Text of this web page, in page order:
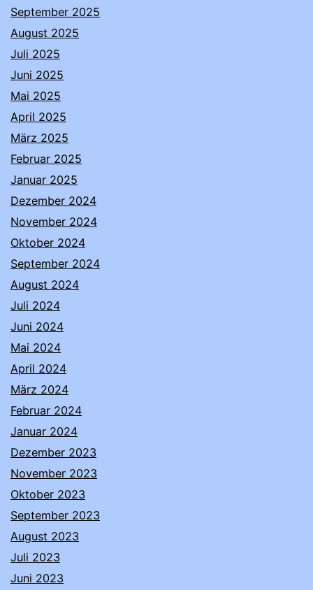
September 2025
August 2025
Juli 2025
Juni 2025
Mai 2025
April 2025
März 2025
Februar 2025
Januar 2025
Dezember 2024
November 2024
Oktober 2024
September 2024
August 2024
Juli 2024
Juni 2024
Mai 2024
April 2024
März 2024
Februar 2024
Januar 2024
Dezember 2023
November 2023
Oktober 2023
September 2023
August 2023
Juli 2023
Juni 2023